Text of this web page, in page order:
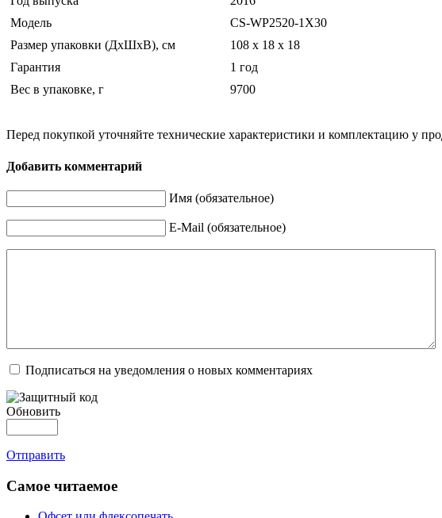
Модель
CS-WP2520-1X30
Размер упаковки (ДхШхВ), см
108 x 18 x 18
Гарантия
1 год
Вес в упаковке, г
9700
Перед покупкой уточняйте технические характеристики и комплектацию у
Добавить комментарий
Имя (обязательное)
E-Mail (обязательное)
Подписаться на уведомления о новых комментариях
Обновить
Отправить
Самое читаемое